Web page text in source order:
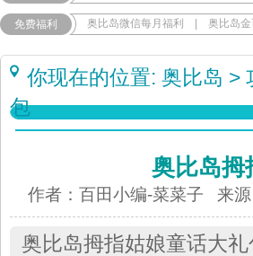
免费福利 奥比岛微信每月福利 奥比岛金
你现在的位置: 奥比岛 >
包
奥比岛拇
作者：百田小编-菜菜子 来源
奥比岛拇指姑娘童话大